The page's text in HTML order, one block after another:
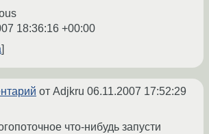
18:36:16 +00:00
от Adjkru 06.11.2007 17:52:29
что-нибудь запусти